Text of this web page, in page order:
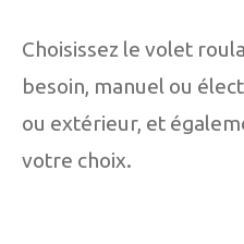
Choisissez le volet
besoin, manuel ou
ou extérieur, et
votre choix.